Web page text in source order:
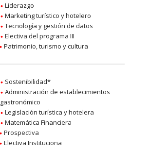
Liderazgo
Marketing turístico y hotelero
Tecnología y gestión de datos
Electiva del programa III
Patrimonio, turismo y cultura
Sostenibilidad*
Administración de establecimientos
gastronómico
Legislación turística y hotelera
Matemática Financiera
Prospectiva
Electiva Instituciona